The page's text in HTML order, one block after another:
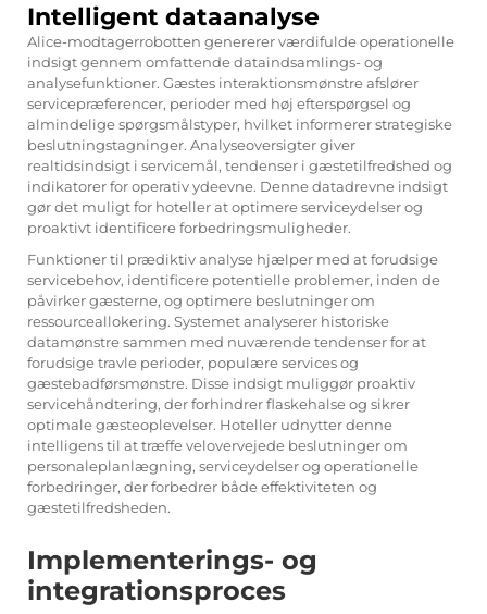
Intelligent dataanalyse
Alice-modtagerrobotten genererer værdifulde operationelle
indsigt gennem omfattende dataindsamlings- og
analysefunktioner. Gæstes interaktionsmønstre afslører
servicepræferencer, perioder med høj efterspørgsel og
almindelige spørgsmålstyper, hvilket informerer strategiske
beslutningstagninger. Analyseoversigter giver
realtidsindsigt i servicemål, tendenser i gæstetilfredshed og
indikatorer for operativ ydeevne. Denne datadrevne indsigt
gør det muligt for hoteller at optimere serviceydelser og
proaktivt identificere forbedringsmuligheder.
Funktioner til prædiktiv analyse hjælper med at forudsige
servicebehov, identificere potentielle problemer, inden de
påvirker gæsterne, og optimere beslutninger om
ressourceallokering. Systemet analyserer historiske
datamønstre sammen med nuværende tendenser for at
forudsige travle perioder, populære services og
gæstebadførsmønstre. Disse indsigt muliggør proaktiv
servicehåndtering, der forhindrer flaskehalse og sikrer
optimale gæsteoplevelser. Hoteller udnytter denne
intelligens til at træffe velovervejede beslutninger om
personaleplanlægning, serviceydelser og operationelle
forbedringer, der forbedrer både effektiviteten og
gæstetilfredsheden.
Implementerings- og
integrationsproces